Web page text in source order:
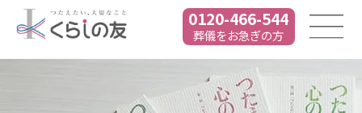
0120-466-544
葬儀をお急ぎの方